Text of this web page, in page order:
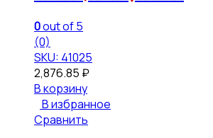
0out of 5
(0)
SKU: 41025
2,876.85 ₽
В корзину
В избранное
Сравнить